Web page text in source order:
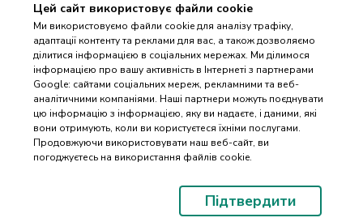
Цей сайт використовує файли cookie
Ми використовуємо файли cookie для аналізу трафіку,
адаптації контенту та реклами для вас, а також дозволяємо
ділитися інформацією в соціальних мережах. Ми ділимося
інформацією про вашу активність в Інтернеті з партнерами
Google: сайтами соціальних мереж, рекламними та веб-
аналітичними компаніями. Наші партнери можуть поєднувати
цю інформацію з інформацією, яку ви надаєте, і даними, які
вони отримують, коли ви користуєтеся їхніми послугами.
Продовжуючи використовувати наш веб-сайт, ви
погоджуєтесь на використання файлів cookie.
Підтвердити
+38(096) 488 77 88
дзвінки приймаються в робочі дні з 9:00 до 18:00
Оплата та доставка
Контакти
ПІДБІР
ЗАПЧАСТИН